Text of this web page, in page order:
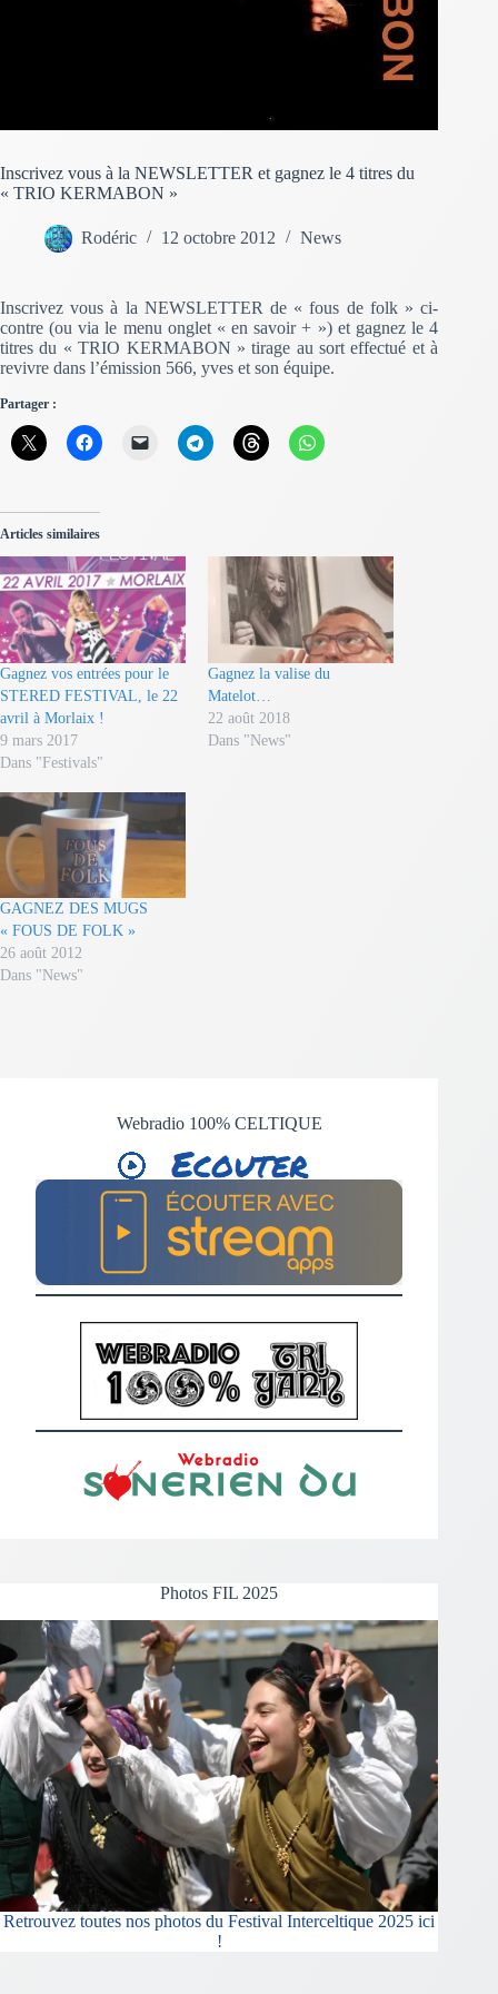
Inscrivez vous à la NEWSLETTER et gagnez le 4 titres du
« TRIO KERMABON »
Rodéric 12 octobre 2012 News
Inscrivez vous à la NEWSLETTER de « fous de folk » ci-
contre (ou via le menu onglet « en savoir + ») et gagnez le 4
titres du « TRIO KERMABON » tirage au sort effectué et à
revivre dans l’émission 566, yves et son équipe.
Partager :
Articles similaires
Gagnez vos entrées pour le
STERED FESTIVAL, le 22
avril à Morlaix !
9 mars 2017
Dans "Festivals"
Gagnez la valise du
Matelot…
22 août 2018
Dans "News"
GAGNEZ DES MUGS
« FOUS DE FOLK »
26 août 2012
Dans "News"
Webradio 100% CELTIQUE
Photos FIL 2025
Retrouvez toutes nos photos du Festival Interceltique 2025 ici
!